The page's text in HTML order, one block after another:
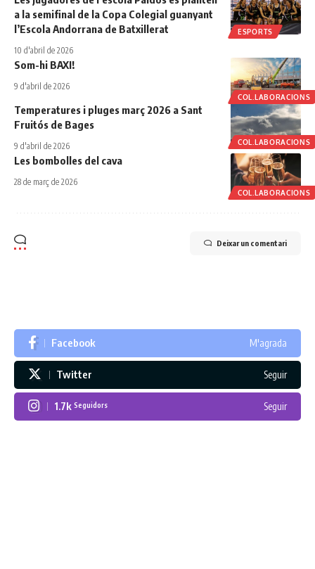
ESPORTS
a la semifinal de la Copa Colegial guanyant
l’Escola Andorrana de Batxillerat
10 d'abril de 2026
COL.LABORACIONS
Som-hi BAXI!
9 d'abril de 2026
COL.LABORACIONS
Temperatures i pluges març 2026 a Sant
Fruitós de Bages
9 d'abril de 2026
COL.LABORACIONS
Les bombolles del cava
28 de març de 2026
Deixar un comentari
Facebook M'agrada
Twitter Seguir
1.7k Seguidors Seguir